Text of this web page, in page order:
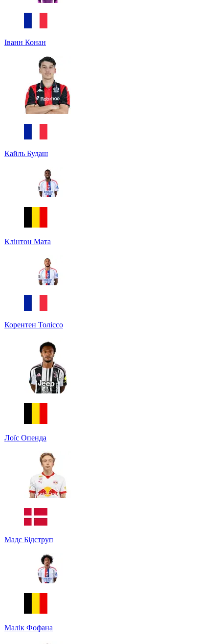
Іванн Конан
Кайль Будаш
Клінтон Мата
Корентен Толіссо
Лоїс Опенда
Мадс Бідструп
Малік Фофана